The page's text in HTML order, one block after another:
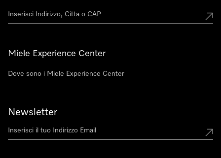
Miele Experience Center
Dove sono i Miele Experience Center
Newsletter